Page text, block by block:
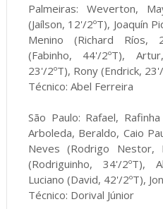
Palmeiras: Weverton,
(Jaílson, 12'/2ºT), Joaquín
Menino (Richard Ríos,
(Fabinho, 44'/2ºT),
23'/2ºT), Rony (Endrick,
Técnico: Abel Ferreira
São Paulo: Rafael,
Arboleda, Beraldo, Caio
Neves (Rodrigo Nestor,
(Rodriguinho, 34'/2ºT),
Luciano (David, 42'/2ºT),
Técnico: Dorival Júnior